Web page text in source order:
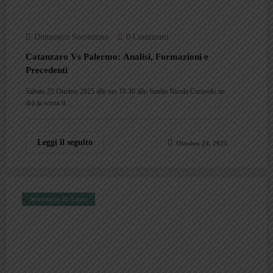
Domenico Sorrentino 0 Commenti
Catanzaro Vs Palermo: Analisi, Formazioni e
Precedenti
Sabato 25 Ottobre 2025 alle ore 19.30 allo Stadio Nicola Ceravolo an
drà in scena il…
Leggi il seguito Ottobre 24, 2025
Avversario Di Turno